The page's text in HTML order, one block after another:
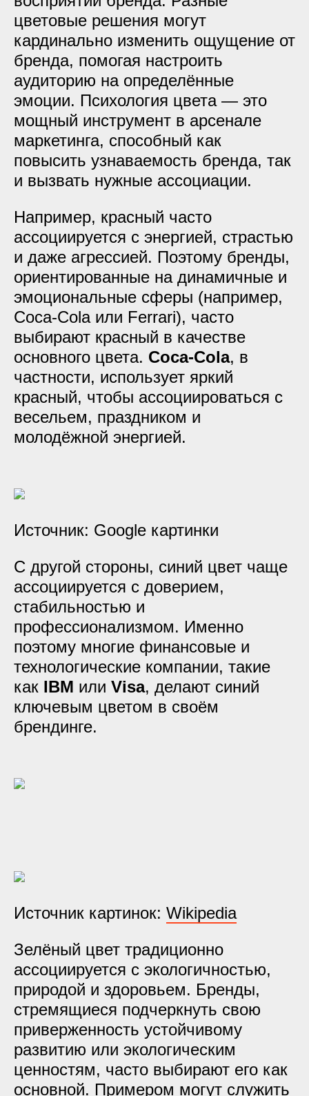
цветовые решения могут
кардинально изменить ощущение от
бренда, помогая настроить
аудиторию на определённые
эмоции. Психология цвета — это
мощный инструмент в арсенале
маркетинга, способный как
повысить узнаваемость бренда, так
и вызвать нужные ассоциации.
Например, красный часто
ассоциируется с энергией, страстью
и даже агрессией. Поэтому бренды,
ориентированные на динамичные и
эмоциональные сферы (например,
Coca-Cola или Ferrari), часто
выбирают красный в качестве
основного цвета. Coca-Cola, в
частности, использует яркий
красный, чтобы ассоциироваться с
весельем, праздником и
молодёжной энергией.
Источник: Google картинки
С другой стороны, синий цвет чаще
ассоциируется с доверием,
стабильностью и
профессионализмом. Именно
поэтому многие финансовые и
технологические компании, такие
как IBM или Visa, делают синий
ключевым цветом в своём
брендинге.
Источник картинок: Wikipedia
Зелёный цвет традиционно
ассоциируется с экологичностью,
природой и здоровьем. Бренды,
стремящиеся подчеркнуть свою
приверженность устойчивому
развитию или экологическим
ценностям, часто выбирают его как
основной. Примером могут служить